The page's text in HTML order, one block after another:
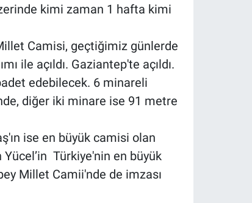
kimi zaman 1 hafta kimi
Camisi, geçtiğimiz günlerde
ile açıldı. Gaziantep'te açıldı.
edebilecek. 6 minareli
diğer iki minare ise 91 metre
ise en büyük camisi olan
Türkiye'nin en büyük
Millet Camii'nde de imzası